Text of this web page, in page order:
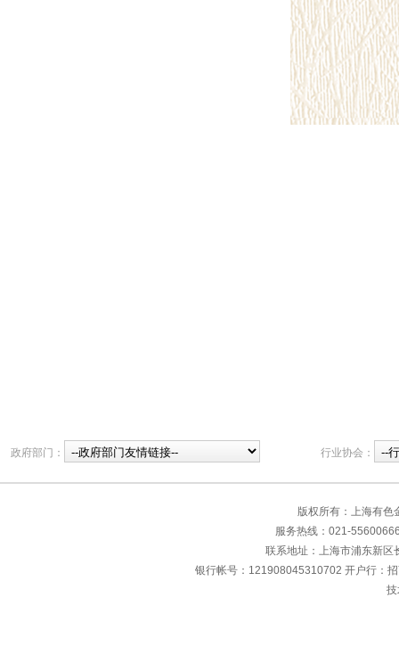
政府部门： 行业协会：
版权所有：上海有
服务热线：021-
联系地址：上海市浦东新
银行帐号：121908045310702 开户行：